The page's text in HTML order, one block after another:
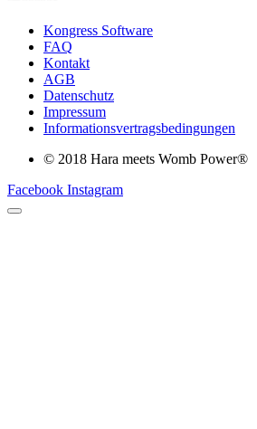
Kongress Software
FAQ
Kontakt
AGB
Datenschutz
Impressum
Informationsvertragsbedingungen
© 2018 Hara meets Womb Power®
Facebook Instagram